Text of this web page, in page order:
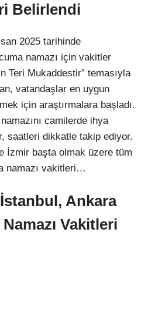
Belirlendi
2025 tarihinde
namazı için vakitler
Teri Mukaddestir” temasıyla
vatandaşlar en uygun
için araştırmalara başladı.
camilerde ihya
saatleri dikkatle takip ediyor.
İzmir başta olmak üzere tüm
namazı vakitleri…
Ankara
Vakitleri